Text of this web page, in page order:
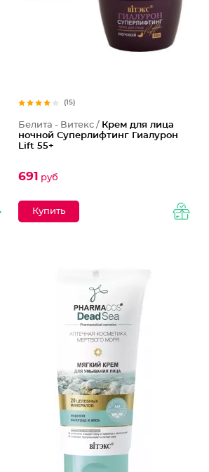
(15)
Белита - Витекс / Крем для лица
ночной Суперлифтинг Гиалурон
Lift 55+
691 руб